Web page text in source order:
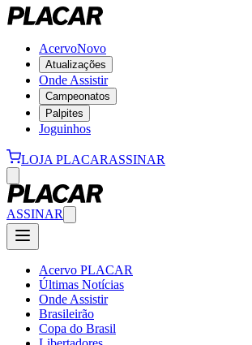
AcervoNovo
Atualizações
Onde Assistir
Campeonatos
Palpites
Joguinhos
LOJA PLACARASSINAR
ASSINAR
Acervo PLACAR
Últimas Notícias
Onde Assistir
Brasileirão
Copa do Brasil